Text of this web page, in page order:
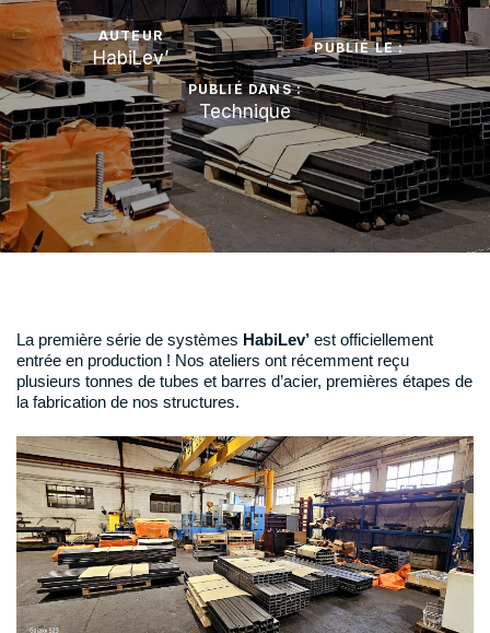
AUTEUR
HabiLev’ PUBLIÉ LE :
PUBLIÉ DANS :
Technique
La première série de systèmes HabiLev’ est officiellement
entrée en production ! Nos ateliers ont récemment reçu
plusieurs tonnes de tubes et barres d’acier, premières étapes de
la fabrication de nos structures.